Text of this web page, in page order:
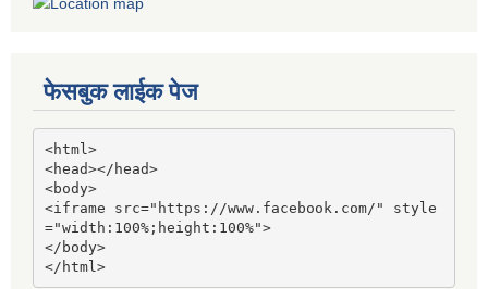
फेसबुक लाईक पेज
<html>
<head></head>
<body>
<iframe src="https://www.facebook.com/" style
="width:100%;height:100%">
</body>
</html>